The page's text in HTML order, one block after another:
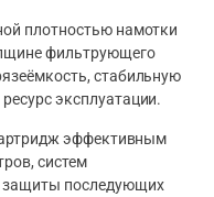
плотностью намотки
фильтрующего
стабильную
эксплуатации.
эффективным
систем
защиты последующих